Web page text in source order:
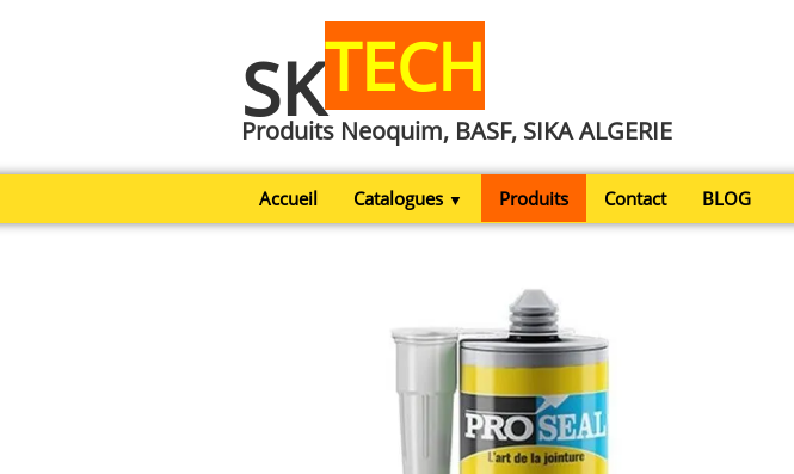
SKTECH
Produits Neoquim, BASF, SIKA ALGERIE
Accueil Catalogues ▼ Produits Contact BLOG